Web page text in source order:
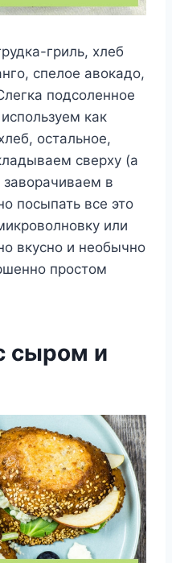
гриль, хлеб
спелое авокадо,
подсоленное
как
остальное,
сверху (а
в
посыпать все это
или
вкусно и необычно
простом
сыром и